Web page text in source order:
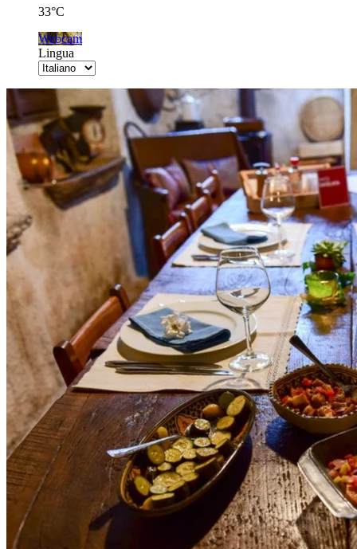
33°C
Webcam
Lingua